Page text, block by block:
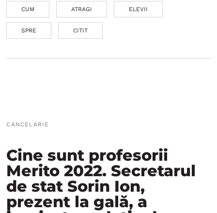
CUM ATRAGI ELEVII
SPRE CITIT
CANCELARIE
Cine sunt profesorii
Merito 2022. Secretarul
de stat Sorin Ion,
prezent la gală, a